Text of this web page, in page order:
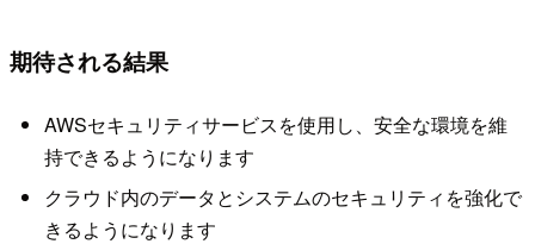
期待される結果
AWSセキュリティサービスを使用し、安全な環境を維
持できるようになります
クラウド内のデータとシステムのセキュリティを強化で
きるようになります